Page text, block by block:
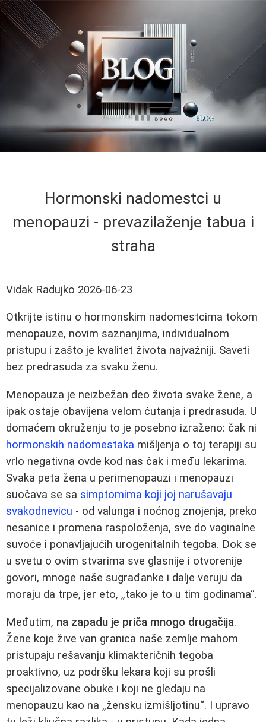
Hormonski nadomestci u
menopauzi - prevazilaženje tabua i
straha
Vidak Radujko 2026-06-23
Otkrijte istinu o hormonskim nadomestcima tokom
menopauze, novim saznanjima, individualnom
pristupu i zašto je kvalitet života najvažniji. Saveti
bez predrasuda za svaku ženu.
Menopauza je neizbežan deo života svake žene, a
ipak ostaje obavijena velom ćutanja i predrasuda. U
domaćem okruženju to je posebno izraženo: čak ni
hormonskih nadomestaka mišljenja o toj terapiji su
vrlo negativna ovde kod nas čak i među lekarima.
Svaka peta žena u perimenopauzi i menopauzi
suočava se sa simptomima koji joj narušavaju
svakodnevicu - od valunga i noćnog znojenja, preko
nesanice i promena raspoloženja, sve do vaginalne
suvoće i ponavljajućih urogenitalnih tegoba. Dok se
u svetu o ovim stvarima sve glasnije i otvorenije
govori, mnoge naše sugrađanke i dalje veruju da
moraju da trpe, jer eto, „tako je to u tim godinama“.
Međutim, na zapadu je priča mnogo drugačija.
Žene koje žive van granica naše zemlje mahom
pristupaju rešavanju klimakteričnih tegoba
proaktivno, uz podršku lekara koji su prošli
specijalizovane obuke i koji ne gledaju na
menopauzu kao na „žensku izmišljotinu“. I upravo